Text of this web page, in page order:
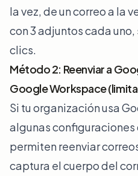
la vez, de un correo a la
con 3 adjuntos cada
clics.
Método 2: Reenviar a
Google Workspace
Si tu organización usa
algunas
permiten reenviar
captura el cuerpo del